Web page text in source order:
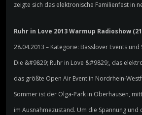
zeigte sich das elektronische Familienfest in
Ruhr in Love 2013 Warmup Radioshow
28.04.2013 – Kategorie: Basslover Events und
Die &#9829; Ruhr in Love &#9829;, das
das größte Open Air Event in Nordrhein-
Sommer ist der Olga-Park in Oberhausen,
im Ausnahmezustand. Um die Spannung und